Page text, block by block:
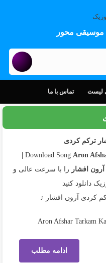
موسیقی محور
لیست تماس با ما
ترکم کردی
Aron
آرون افشار را با سرعت عالی و
دانلود کنید
کردی آرون افشار ♪
ادامه مطلب